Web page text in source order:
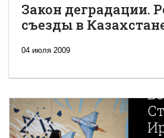
Закон деградации.
съезды в
04 июля 2009